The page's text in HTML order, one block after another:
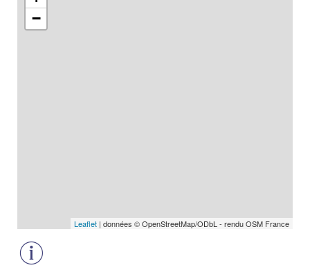
−
Leaflet | données © OpenStreetMap/ODbL - rendu OSM France